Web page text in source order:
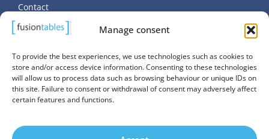
Manage consent
To provide the best experiences, we use technologies such as cookies to
store and/or access device information. Consenting to these technologies
will allow us to process data such as browsing behaviour or unique IDs on
this site. Failure to consent or withdrawal of consent may adversely affect
certain features and functions.
Contact
Données personnelles